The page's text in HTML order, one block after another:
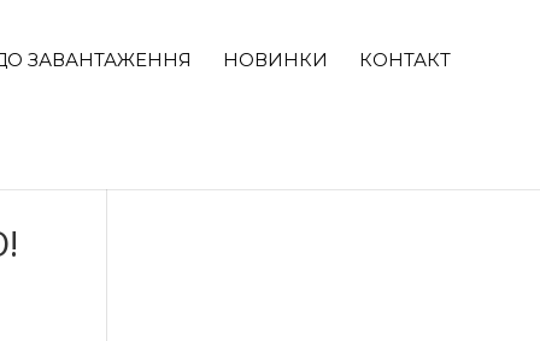
ЗАВАНТАЖЕННЯ НОВИНКИ КОНТАКТ